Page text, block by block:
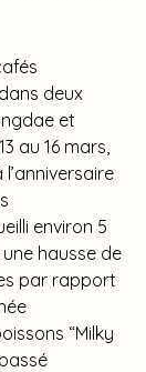
deux
et
au 16 mars,
environ 5
hausse de
par rapport
“Milky